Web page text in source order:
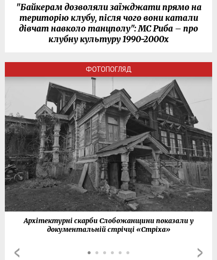
"Байкерам дозволяли заїжджати прямо на
територію клубу, після чого вони катали
дівчат навколо танцполу": МС Риба – про
клубну культуру 1990-2000х
ФОТОПОГЛЯД
Архітектурні скарби Слобожанщини показали у
документальній стрічці «Стріха»